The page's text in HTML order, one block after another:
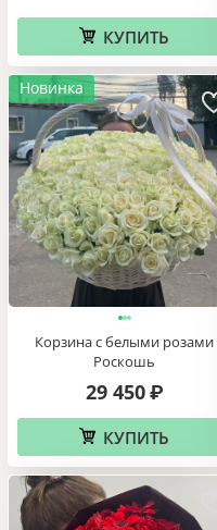
Букет нежно-розовых
эквадорских роз
12 690₽
КУПИТЬ